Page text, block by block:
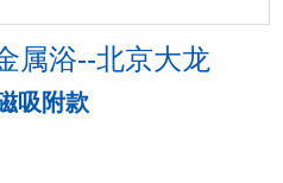
属浴--北京大龙
吸附款